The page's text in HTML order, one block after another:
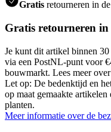
Gratis retourneren in
Gratis retourneren
Je kunt dit artikel binnen 30
via een PostNL-punt voor
bouwmarkt. Lees meer over
Let op: De bedenktijd en
op maat gemaakte
planten.
Meer informatie over de